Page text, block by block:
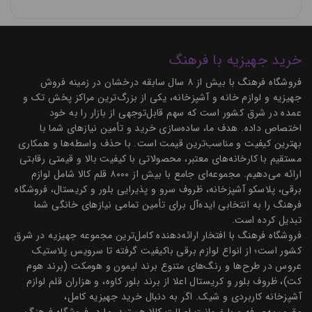
این وسیله‌ها معمولاً از مواد مختلفی مانند چوب، پلاستیک، شیشه
یا فلز ساخته می‌شوند و می‌توانند شامل ویژگی‌هایی نظیر درب‌های
قابل قفل، طراحی‌های مدرن یا ساده، و حتی قابلیت تنظیم ارتفاع
باشند. در بازار برخی از نظم‌دهنده‌ها برای آشپزخانه‌های مدرن به
صورت شیک و هماهنگ با دکور منزل طراحی شده‌اند.
نظم دهنده اکرولیک لیمون
نظم‌دهنده اکرولیک لیمون یکی از محصولات برند لیمون است که
برای نظم‌دهی و نگهداری اشیاء مختلف طراحی شده است. این
محصول معمولاً از جنس اکرولیک شفاف و مقاوم ساخته می‌شود که
به دلیل ویژگی‌های شفاف و سبک بودن، محبوب است.
نظم‌دهنده‌های اکرولیک لیمون اغلب به صورت کشوهایی با طراحی
مدرن و ساده عرضه می‌شوند که می‌توانند برای نگهداری انواع
خرید جهیزیه با فرهنگ
فروشگاه فرهنگ با بیش از ۸ سال سابقه درخشان در زمینه فروش
جهیزیه و لوازم خانه و آشپزخانه، یکی از بزرگ‌ترین مراکز پخش تک و
عمده در شرق کشور است که سهم قابل‌توجهی از بازار را به خود
اختصاص داده. هدف ما، ساده‌سازی خرید و تأمین نیازهای شما با
بهترین کیفیت و مناسب‌ترین قیمت است. با حذف واسطه‌ها و همکاری
مستقیم با کارخانه‌های معتبر، محصولاتی با کیفیت بالا و قیمتی رقابتی
ارائه می‌دهیم. مجموعه‌ای جامع با بیش از ۸۰۰۰ قلم کالا شامل لوازم
برقی، پلاسکو آشپزخانه، ظروف سرو و پذیرایی بلور و کریستال، فروشگاه
فرهنگ را به انتخابی ایده‌آل برای تأمین تمامی نیازهای خانگی شما
تبدیل کرده است.
فروشگاه فرهنگ با افتخار ارائه‌دهنده کامل‌ترین مجموعه جهیزیه در شرق
کشور است؛ از انواع لوازم برقی باکیفیت گرفته تا سرویس پلاستیک
عروس در طرح‌ها و رنگ‌های متنوع برند لیمون و هومکت (برند هوم
کت)، ظروف بلور و کریستال اعلا از برند بلور کاوه، و هزاران قلم لوازم
آشپزخانه کاربردی و شیک. اگر به دنبال خرید جهیزیه کامل،